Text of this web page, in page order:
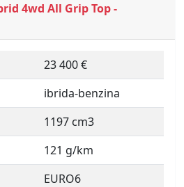
4wd All Grip Top -
23 400 €
ibrida-benzina
1197 cm3
121 g/km
EURO6